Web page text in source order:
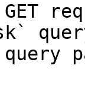
GET